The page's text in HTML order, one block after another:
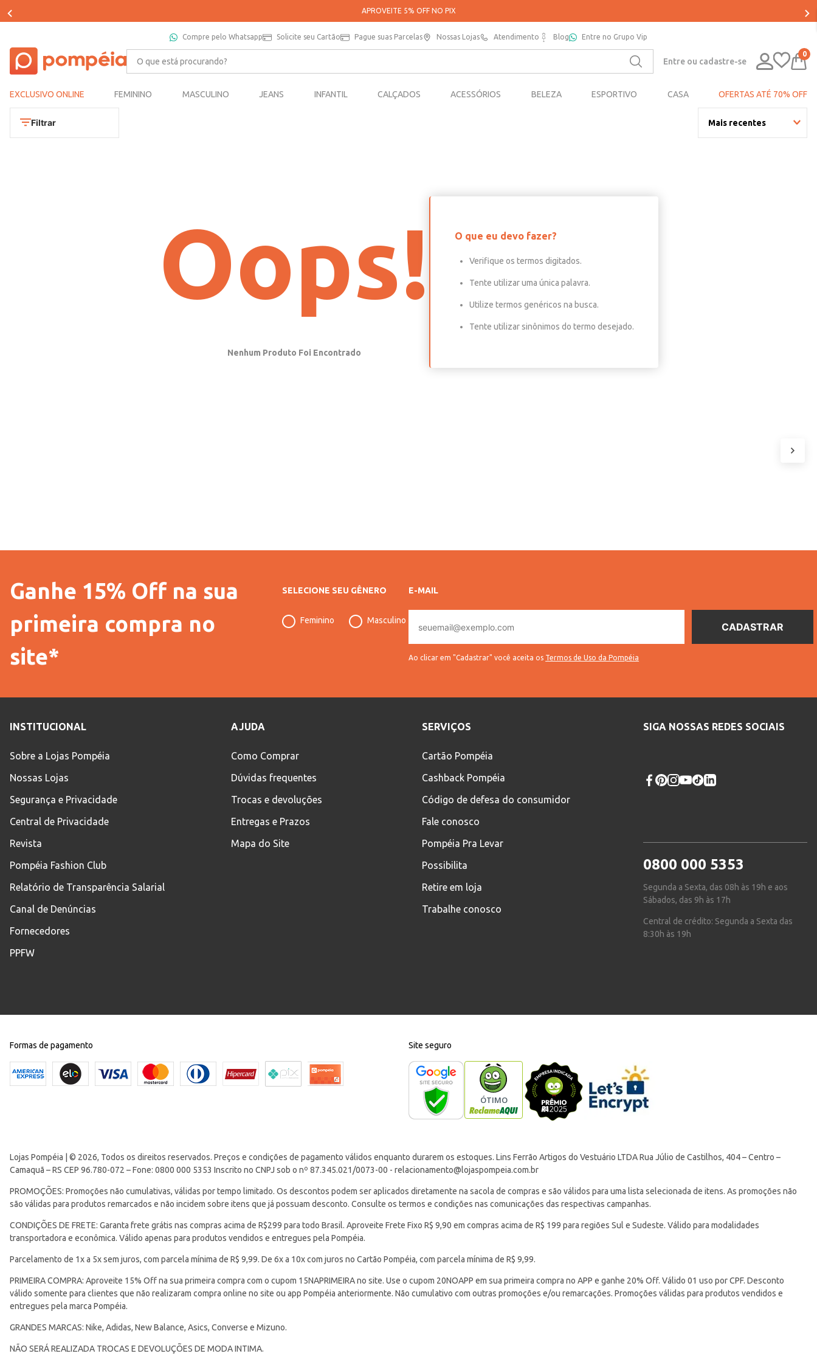
APROVEITE 5% OFF NO PIX
Compre pelo Whatsapp Solicite seu Cartão Pague suas Parcelas Nossas Lojas Atendimento Blog Entre no Grupo Vip
O que está procurando?
Entre ou cadastre-se
0
EXCLUSIVO ONLINE FEMININO MASCULINO JEANS INFANTIL CALÇADOS ACESSÓRIOS BELEZA ESPORTIVO CASA OFERTAS ATÉ 70% OFF
Filtrar Mais recentes
Oops! O que eu devo fazer?
Verifique os termos digitados.
Tente utilizar uma única palavra.
Utilize termos genéricos na busca.
Tente utilizar sinônimos do termo desejado.
Ganhe 15% Off na sua
primeira compra no
site*
SELECIONE SEU GÊNERO
Feminino Masculino
E-MAIL
mail
Ao clicar em "Cadastrar" você aceita os Termos de Uso da Pompéia
INSTITUCIONAL
Sobre a Lojas Pompéia
Nossas Lojas
Segurança e Privacidade
Central de Privacidade
Revista
Pompéia Fashion Club
Relatório de Transparência Salarial
Canal de Denúncias
Fornecedores
PPFW
AJUDA
Como Comprar
Dúvidas frequentes
Trocas e devoluções
Entregas e Prazos
Mapa do Site
SERVIÇOS
Cartão Pompéia
Cashback Pompéia
Código de defesa do consumidor
Fale conosco
Pompéia Pra Levar
Possibilita
Retire em loja
Trabalhe conosco
SIGA NOSSAS REDES SOCIAIS
0800 000 5353
Segunda a Sexta, das 08h às 19h e aos
Sábados, das 9h às 17h
Central de crédito: Segunda a Sexta das
8:30h às 19h
Formas de pagamento Site seguro
Lojas Pompéia | © 2026, Todos os direitos reservados. Preços e condições de pagamento válidos enquanto durarem os estoques. Lins Ferrão Artigos do Vestuário LTDA Rua Júlio de Castilhos, 404 – Centro –
Camaquã – RS CEP 96.780-072 – Fone: 0800 000 5353 Inscrito no CNPJ sob o nº 87.345.021/0073-00 - relacionamento@lojaspompeia.com.br
PROMOÇÕES: Promoções não cumulativas, válidas por tempo limitado. Os descontos podem ser aplicados diretamente na sacola de compras e são válidos para uma lista selecionada de itens. As promoções não
são válidas para produtos remarcados e não incidem sobre itens que já possuam desconto. Consulte os termos e condições nas comunicações das respectivas campanhas.
CONDIÇÕES DE FRETE: Garanta frete grátis nas compras acima de R$299 para todo Brasil. Aproveite Frete Fixo R$ 9,90 em compras acima de R$ 199 para regiões Sul e Sudeste. Válido para modalidades
transportadora e econômica. Válido apenas para produtos vendidos e entregues pela Pompéia.
Parcelamento de 1x a 5x sem juros, com parcela mínima de R$ 9,99. De 6x a 10x com juros no Cartão Pompéia, com parcela mínima de R$ 9,99.
PRIMEIRA COMPRA: Aproveite 15% Off na sua primeira compra com o cupom 15NAPRIMEIRA no site. Use o cupom 20NOAPP em sua primeira compra no APP e ganhe 20% Off. Válido 01 uso por CPF. Desconto
válido somente para clientes que não realizaram compra online no site ou app Pompéia anteriormente. Não cumulativo com outras promoções e/ou remarcações. Promoções válidas para produtos vendidos e
entregues pela marca Pompéia.
GRANDES MARCAS: Nike, Adidas, New Balance, Asics, Converse e Mizuno.
NÃO SERÁ REALIZADA TROCAS E DEVOLUÇÕES DE MODA INTIMA.